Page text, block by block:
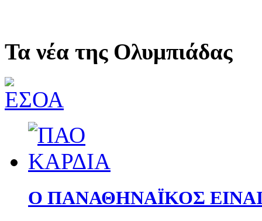
Τα νέα της Ολυμπιάδας
Ο ΠΑΝΑΘΗΝΑΪΚΟΣ